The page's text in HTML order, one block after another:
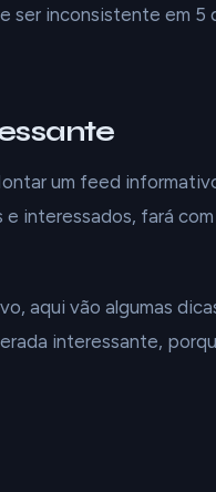
ser inconsistente em 5
um feed
interessados, fará
aqui vão algumas
interessante,